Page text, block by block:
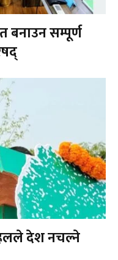
बनाउन सम्पूर्ण
देश नचल्ने